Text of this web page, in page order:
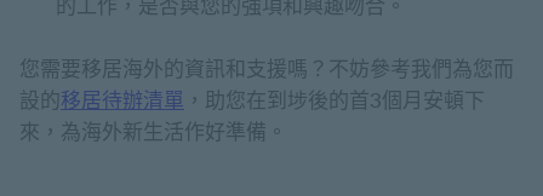
的工作，是否與您的強項和興趣吻合。
您需要移居海外的資訊和支援嗎？不妨參考我們為您而
設的移居待辦清單 ，助您在到埗後的首3個月安頓下
來，為海外新生活作好準備。